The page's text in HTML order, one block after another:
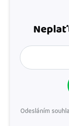
Odesláním